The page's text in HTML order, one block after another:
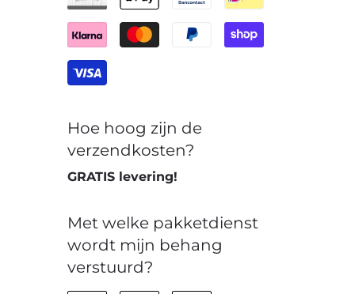
Hoe hoog zijn de
verzendkosten?
GRATIS levering!
Met welke pakketdienst
wordt mijn behang
verstuurd?